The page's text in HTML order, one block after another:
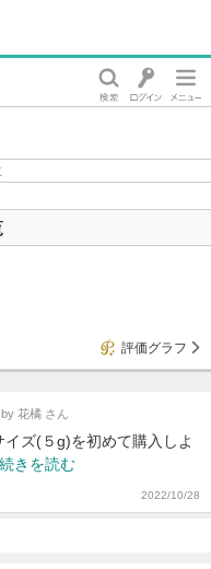
評価グラフ
by 花橘 さん
ズ(５g)を初めて購入しよ
続きを読む
2022/10/28